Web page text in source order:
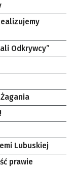
Odkrywcy”
Lubuskiej
prawie